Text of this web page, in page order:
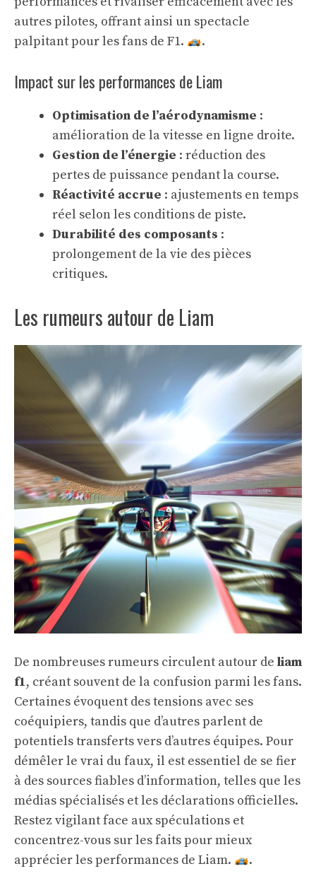
autres pilotes, offrant ainsi un spectacle
palpitant pour les fans de F1.
.
Impact sur les performances de Liam
Optimisation de l’aérodynamisme :
amélioration de la vitesse en ligne droite.
Gestion de l’énergie : réduction des
pertes de puissance pendant la course.
Réactivité accrue : ajustements en temps
réel selon les conditions de piste.
Durabilité des composants :
prolongement de la vie des pièces
critiques.
Les rumeurs autour de Liam
De nombreuses rumeurs circulent autour de liam
f1, créant souvent de la confusion parmi les fans.
Certaines évoquent des tensions avec ses
coéquipiers, tandis que d’autres parlent de
potentiels transferts vers d’autres équipes. Pour
démêler le vrai du faux, il est essentiel de se fier
à des sources fiables d’information, telles que les
médias spécialisés et les déclarations officielles.
Restez vigilant face aux spéculations et
concentrez-vous sur les faits pour mieux
apprécier les performances de Liam.
.